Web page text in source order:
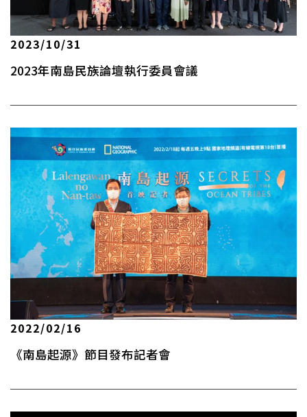
2023/10/31
2023年南島民族論壇執行委員會議
2022/02/16
《南島起源》節目發布記者會